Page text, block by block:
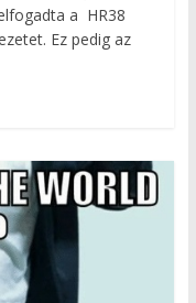
a HR38
Ez pedig az